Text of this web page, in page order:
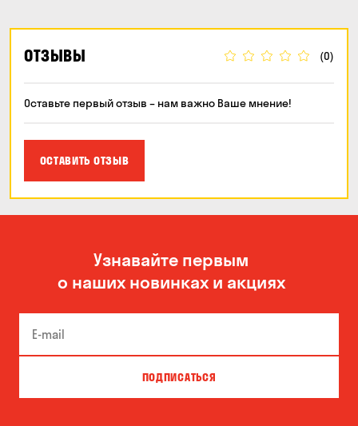
ОТЗЫВЫ (0)
Оставьте первый отзыв – нам важно Ваше мнение!
ОСТАВИТЬ ОТЗЫВ
Узнавайте первым
о наших новинках и акциях
ПОДПИСАТЬСЯ